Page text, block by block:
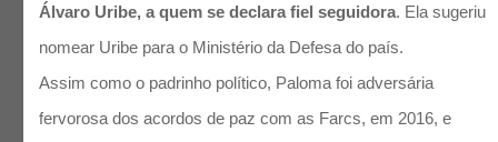
Álvaro Uribe, a quem se declara fiel seguidora. Ela sugeriu
nomear Uribe para o Ministério da Defesa do país.
Assim como o padrinho político, Paloma foi adversária
fervorosa dos acordos de paz com as Farcs, em 2016, e